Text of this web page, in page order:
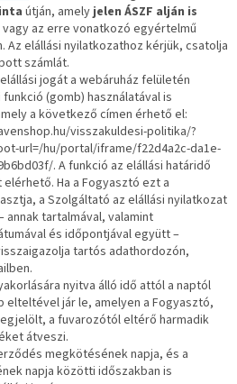
útján, amely jelen ÁSZF alján is
vagy az erre vonatkozó egyértelmű
Az elállási nyilatkozathoz kérjük, csatolja
számlát.
jogát a webáruház felületén
(gomb) használatával is
a következő címen érhető el:
visszakuldesi-politika/?
url=/hu/portal/iframe/f22d4a2c-da1e-
. A funkció az elállási határidő
Ha a Fogyasztó ezt a
a Szolgáltató az elállási nyilatkozat
tartalmával, valamint
és időpontjával együtt –
tartós adathordozón,
nyitva álló idő attól a naptól
elteltével jár le, amelyen a Fogyasztó,
a fuvarozótól eltérő harmadik
átveszi.
megkötésének napja, és a
napja közötti időszakban is